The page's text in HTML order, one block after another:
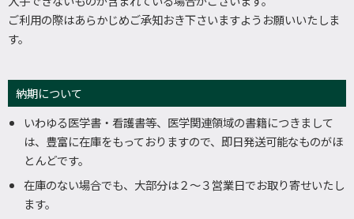
ご利用の際はあらかじめご承知おき下さいますようお願いいたしま
す。
納期について
いわゆる医学書・看護書等、医学関連領域の書籍につきまして
は、豊富に在庫をもっておりますので、即日発送可能なものがほ
とんどです。
在庫のない場合でも、大部分は２～３営業日でお取り寄せいたし
ます。